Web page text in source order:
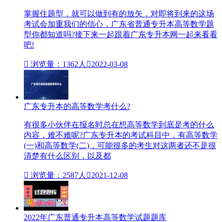
掌握住题型，就可以做到有的放矢，对即将到来的这场
考试会加重我们的信心，广东省普通专升本高等数学题
型你都知道吗?接下来一起跟着广东专升本网一起来看看
吧!
 浏览量：1362人 2022-03-08
广东专升本的高等数学考什么?
有很多小伙伴在报名时总在想高等数学到底是考的什么
内容，难不难呢?广东专升本​的考试科目中，有高等数学
(一)和高等数学(二)，可能很多的考生对这两者还不是很
清楚有什么区别，以及都
 浏览量：2587人 2021-12-08
2022年广东普通专升本高等数学试题题库